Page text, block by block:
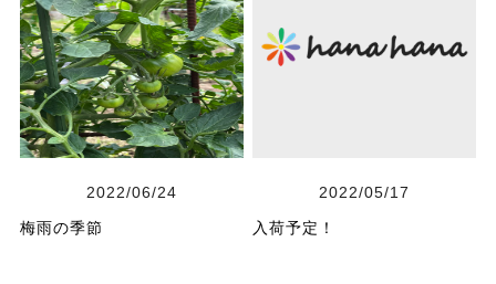
2022/06/24
梅雨の季節
2022/05/17
入荷予定！